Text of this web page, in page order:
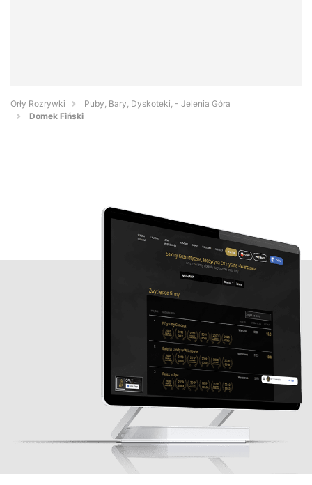
Orły Rozrywki
Puby, Bary, Dyskoteki, - Jelenia Góra
Domek Fiński